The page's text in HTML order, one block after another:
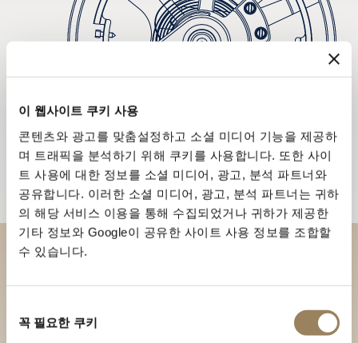
이 웹사이트 쿠키 사용
콘텐츠와 광고를 맞춤설정하고 소셜 미디어 기능을 제공하
며 트래픽을 분석하기 위해 쿠키를 사용합니다. 또한 사이
트 사용에 대한 정보를 소셜 미디어, 광고, 분석 파트너와
공유합니다. 이러한 소셜 미디어, 광고, 분석 파트너는 귀하
의 해당 서비스 이용을 통해 수집되었거나 귀하가 제공한
기타 정보와 Google이 공유한 사이트 사용 정보를 조합할
수 있습니다.
꼭 필요한 쿠키